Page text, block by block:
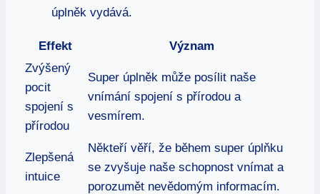
úplněk vydává.
Effekt
Význam
Zvýšený
pocit
spojení s
přírodou
Super úplněk může posílit naše
vnímání spojení s přírodou a
vesmírem.
Zlepšená
intuice
Někteří věří, že během super úplňku
se zvyšuje naše schopnost vnímat a
porozumět nevědomým informacím.